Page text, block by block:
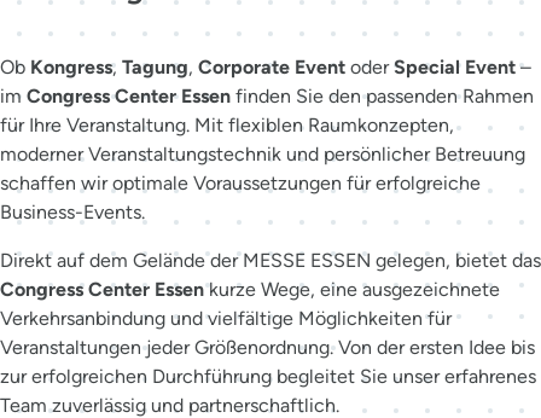
Ob Kongress, Tagung, Corporate Event oderSpecial Event–
im Congress Center Essen finden Sie den passenden Rahmen
für Ihre Veranstaltung. Mit flexiblen Raumkonzepten,
moderner Veranstaltungstechnik und persönlicher Betreuung
schaffen wir optimale Voraussetzungen für erfolgreiche
Business-Events.
Direkt auf dem Gelände der MESSE ESSEN gelegen, bietet das
Congress Center Essenkurze Wege, eine ausgezeichnete
Verkehrsanbindung und vielfältige Möglichkeiten für
Veranstaltungen jeder Größenordnung. Von der ersten Idee bis
zur erfolgreichen Durchführung begleitet Sie unser erfahrenes
Team zuverlässig und partnerschaftlich.